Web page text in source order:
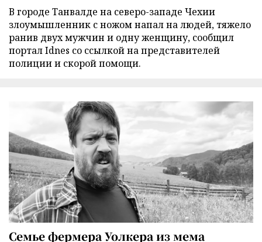
В городе Танвалде на северо-западе Чехии
злоумышленник с ножом напал на людей, тяжело
ранив двух мужчин и одну женщину, сообщил
портал Idnes со ссылкой на представителей
полиции и скорой помощи.
Семье фермера Уолкера из мема